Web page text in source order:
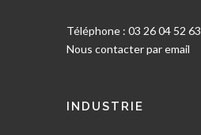
Téléphone : 03 26 04 52 63
Nous contacter par email
INDUSTRIE